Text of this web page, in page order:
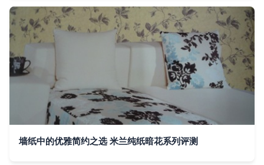
墙纸中的优雅简约之选 米兰纯纸暗花系列评测